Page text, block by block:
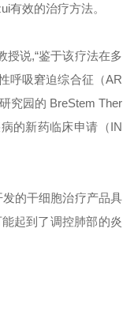
有效的治疗方法。
授说,“鉴于该疗法在多
呼吸窘迫综合征（AR
究园的 BreStem Ther
的新药临床申请（IN
的干细胞治疗产品具
起到了调控肺部的炎